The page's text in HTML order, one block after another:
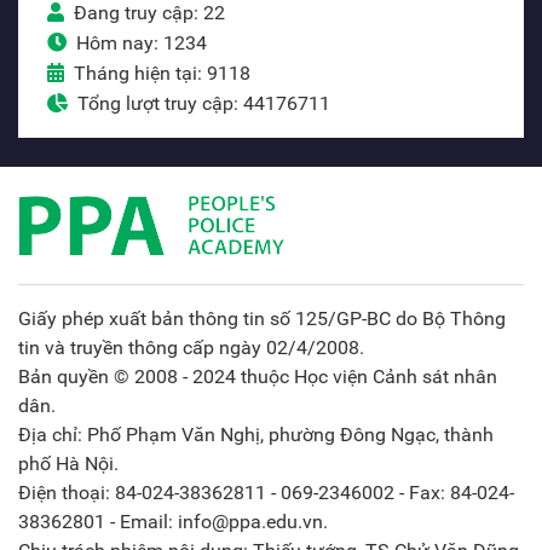
Đang truy cập: 22
Hôm nay: 1234
Tháng hiện tại: 9118
Tổng lượt truy cập: 44176711
Giấy phép xuất bản thông tin số 125/GP-BC do Bộ Thông
tin và truyền thông cấp ngày 02/4/2008.
Bản quyền © 2008 - 2024 thuộc Học viện Cảnh sát nhân
dân.
Địa chỉ: Phố Phạm Văn Nghị, phường Đông Ngạc, thành
phố Hà Nội.
Điện thoại: 84-024-38362811 - 069-2346002 - Fax: 84-024-
38362801 - Email: info@ppa.edu.vn.